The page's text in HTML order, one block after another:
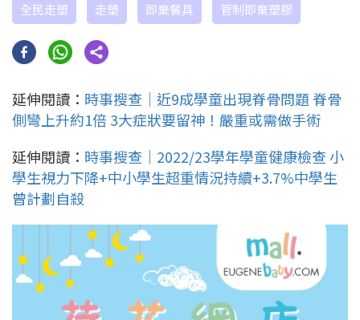
全民走塑
走塑 即棄餐具 管制即棄塑膠
延伸閱讀： 時事搜查｜近9成學童出現脊骨問題 脊骨
側彎上升約1倍 3大症狀要留神！嚴重或需做手術
延伸閱讀： 時事搜查｜2022/23學年學童健康檢查 小
學生視力下降+中小學生超重情況持續+3.7%中學生
曾計劃自殺